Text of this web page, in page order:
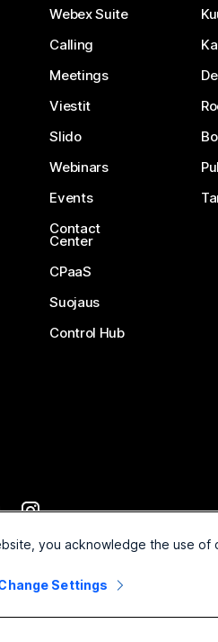
Webex Suite
Calling
Meetings
Viestit
Slido
Webinars
Events
Contact
Center
CPaaS
Suojaus
Control Hub
Kaikki oikeudet pidätetään.
you acknowledge the use of
Settings